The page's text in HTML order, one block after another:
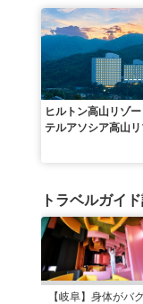
ヒルトン高山リゾ
テルアソシア高山リ
トラベルガイ
【岐阜】身体がバ